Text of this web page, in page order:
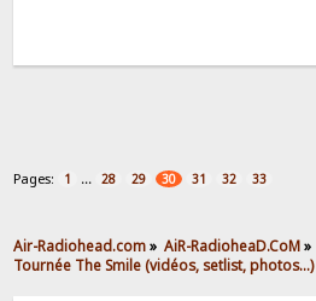
Pages: 1 ... 28 29 30 31 32 33
Air-Radiohead.com» AiR-RadioheaD.CoM»
Tournée The Smile (vidéos, setlist, photos…)